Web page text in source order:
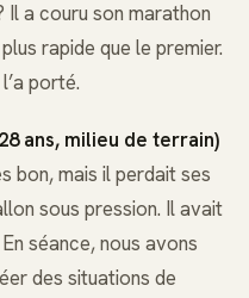
a couru son marathon
rapide que le premier.
porté.
ans, milieu de terrain)
bon, mais il perdait ses
sous pression. Il avait
séance, nous avons
des situations de